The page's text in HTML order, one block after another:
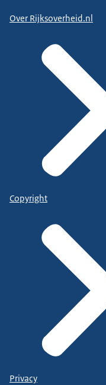
Over Rijksoverheid.nl
Copyright
Privacy